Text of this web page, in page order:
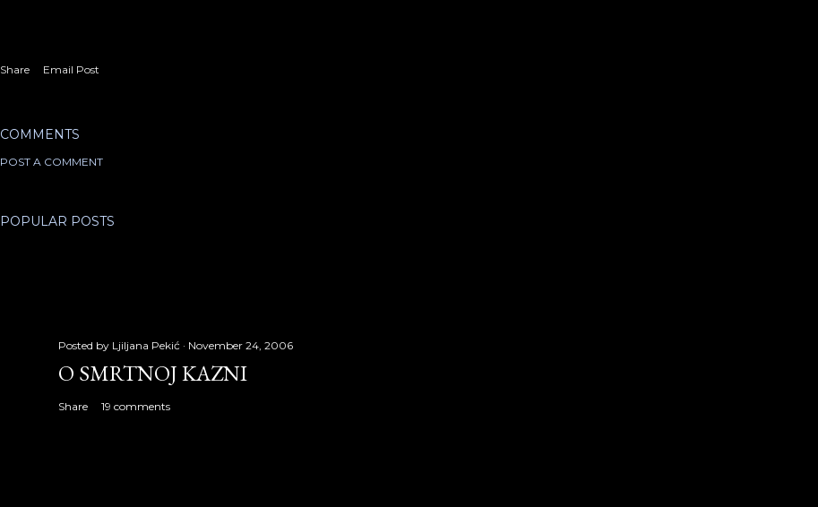
Share Email Post
COMMENTS
POST A COMMENT
POPULAR POSTS
Posted by Ljiljana Pekić November 24, 2006
O SMRTNOJ KAZNI
Share 19 comments